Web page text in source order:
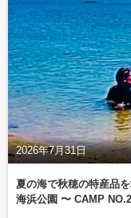
2026年7月31日
夏の海で秋穂の特産品
海浜公園 〜 CAMP